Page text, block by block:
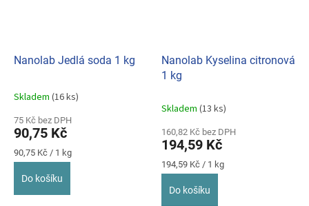
Nanolab Jedlá soda 1 kg
Průměrné
produktu
je
5,0
z
Skladem (16 ks)
75 Kč bez DPH
90,75 Kč
Měrná
cena:
90,75 Kč / 1 kg
Do košíku
Nanolab Kyselina citronová
1 kg
Skladem (13 ks)
160,82 Kč bez DPH
194,59 Kč
Měrná
cena:
194,59 Kč / 1 kg
Do košíku